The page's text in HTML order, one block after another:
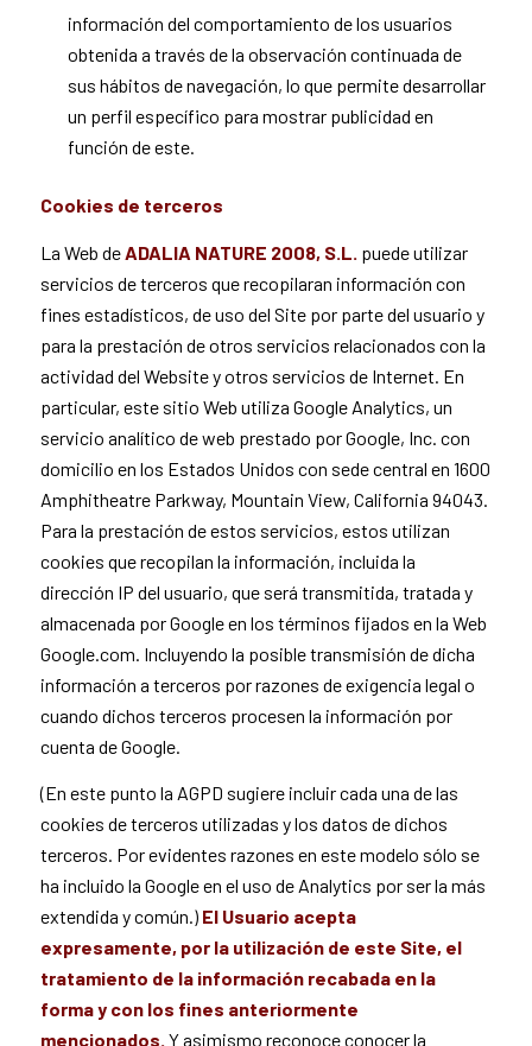
información del comportamiento de los usuarios
obtenida a través de la observación continuada de
sus hábitos de navegación, lo que permite desarrollar
un perfil específico para mostrar publicidad en
función de este.
Cookies de terceros
La Web de ADALIA NATURE 2008, S.L.
puede utilizar
servicios de terceros que recopilaran información con
fines estadísticos, de uso del Site por parte del usuario y
para la prestación de otros servicios relacionados con la
actividad del Website y otros servicios de Internet. En
particular, este sitio Web utiliza Google Analytics, un
servicio analítico de web prestado por Google, Inc. con
domicilio en los Estados Unidos con sede central en 1600
Amphitheatre Parkway, Mountain View, California 94043.
Para la prestación de estos servicios, estos utilizan
cookies que recopilan la información, incluida la
dirección IP del usuario, que será transmitida, tratada y
almacenada por Google en los términos fijados en la Web
Google.com. Incluyendo la posible transmisión de dicha
información a terceros por razones de exigencia legal o
cuando dichos terceros procesen la información por
cuenta de Google.
(En este punto la AGPD sugiere incluir cada una de las
cookies de terceros utilizadas y los datos de dichos
terceros. Por evidentes razones en este modelo sólo se
ha incluido la Google en el uso de Analytics por ser la más
extendida y común.) El Usuario acepta
expresamente, por la utilización de este Site, el
tratamiento de la información recabada en la
forma y con los fines anteriormente
mencionados. Y asimismo reconoce conocer la